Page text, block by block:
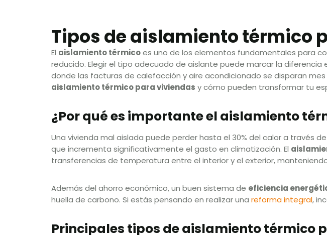
Tipos de aislamiento térmico
El aislamiento térmicoes uno de los elementos fundamentales para
reducido. Elegir el tipo adecuado de aislante puede marcar la
donde las facturas de calefacción y aire acondicionado se disparan
aislamiento térmico para viviendas y cómo pueden transformar tu
¿Por qué es importante el aislamiento
Una vivienda mal aislada puede perder hasta el 30% del calor a través
que incrementa significativamente el gasto en climatización. El
transferencias de temperatura entre el interior y el exterior,
Además del ahorro económico, un buen sistema de eficiencia
huella de carbono. Si estás pensando en realizar una reforma integral,
Principales tipos de aislamiento térmico